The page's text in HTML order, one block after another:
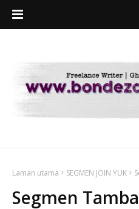
Laman utama SEGMEN JOIN YUK
Segmen